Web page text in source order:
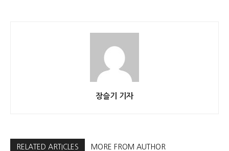
장슬기 기자
RELATED ARTICLES MORE FROM AUTHOR